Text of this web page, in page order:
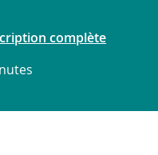
complète